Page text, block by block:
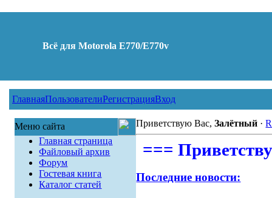
Всё для Motorola E770/E770v
ГлавнаяПользователиРегистрацияВход
Меню сайта
Главная страница
Файловый архив
Форум
Гостевая книга
Каталог статей
Приветствую Вас,Залётный ·
===
Последние новости: